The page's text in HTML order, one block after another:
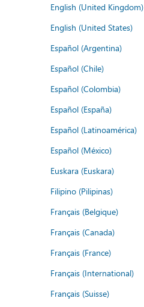
English (United Kingdom)
English (United States)
Español (Argentina)
Español (Chile)
Español (Colombia)
Español (España)
Español (Latinoamérica)
Español (México)
Euskara (Euskara)
Filipino (Pilipinas)
Français (Belgique)
Français (Canada)
Français (France)
Français (International)
Français (Suisse)